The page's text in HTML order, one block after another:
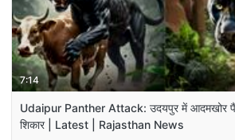
7:14
Udaipur Panther Attack: उदयपुर में आदमखोर
शिकार | Latest | Rajasthan News